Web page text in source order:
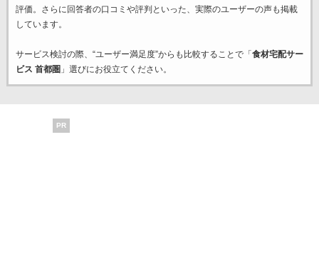
評価。さらに回答者の口コミや評判といった、実際のユーザーの声も掲載
しています。
サービス検討の際、“ユーザー満足度”からも比較することで「 食材宅配サー
ビス 首都圏 」選びにお役立てください。
PR